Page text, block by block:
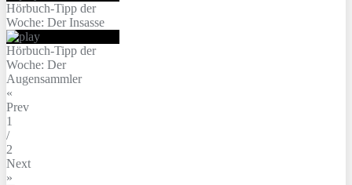
Hörbuch-Tipp der
Woche: Der Insasse
Hörbuch-Tipp der
Woche: Der
Augensammler
«
Prev
1
/
2
Next
»